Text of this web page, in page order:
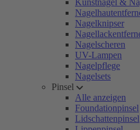
Kunstnägel &
Nagelknipser
Nagelscheren
UV-Lampen
Nagelpflege
Nagelsets
Pinsel
Alle anzeigen
Foundationpinsel
Lidschattenpinsel